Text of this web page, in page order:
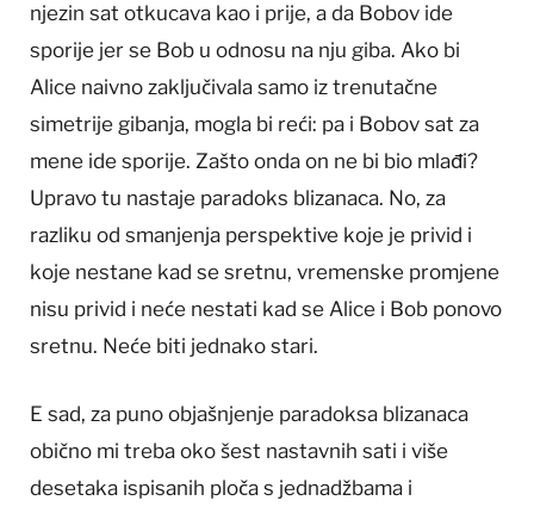
njezin sat otkucava kao i prije, a da Bobov ide
sporije jer se Bob u odnosu na nju giba. Ako bi
Alice naivno zaključivala samo iz trenutačne
simetrije gibanja, mogla bi reći: pa i Bobov sat za
mene ide sporije. Zašto onda on ne bi bio mlađi?
Upravo tu nastaje paradoks blizanaca. No, za
razliku od smanjenja perspektive koje je privid i
koje nestane kad se sretnu, vremenske promjene
nisu privid i neće nestati kad se Alice i Bob ponovo
sretnu. Neće biti jednako stari.
E sad, za puno objašnjenje paradoksa blizanaca
obično mi treba oko šest nastavnih sati i više
desetaka ispisanih ploča s jednadžbama i